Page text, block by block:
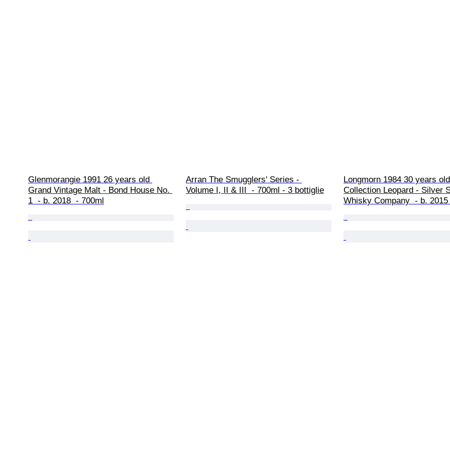
Glenmorangie 1991 26 years old
Grand Vintage Malt - Bond House No.
1  - b. 2018  - 700ml
Arran The Smugglers' Series -
Volume I, II & III  - 700ml - 3 bottiglie
Longmorn 1984 30 years
Collection Leopard - Silver
Whisky Company  - b.